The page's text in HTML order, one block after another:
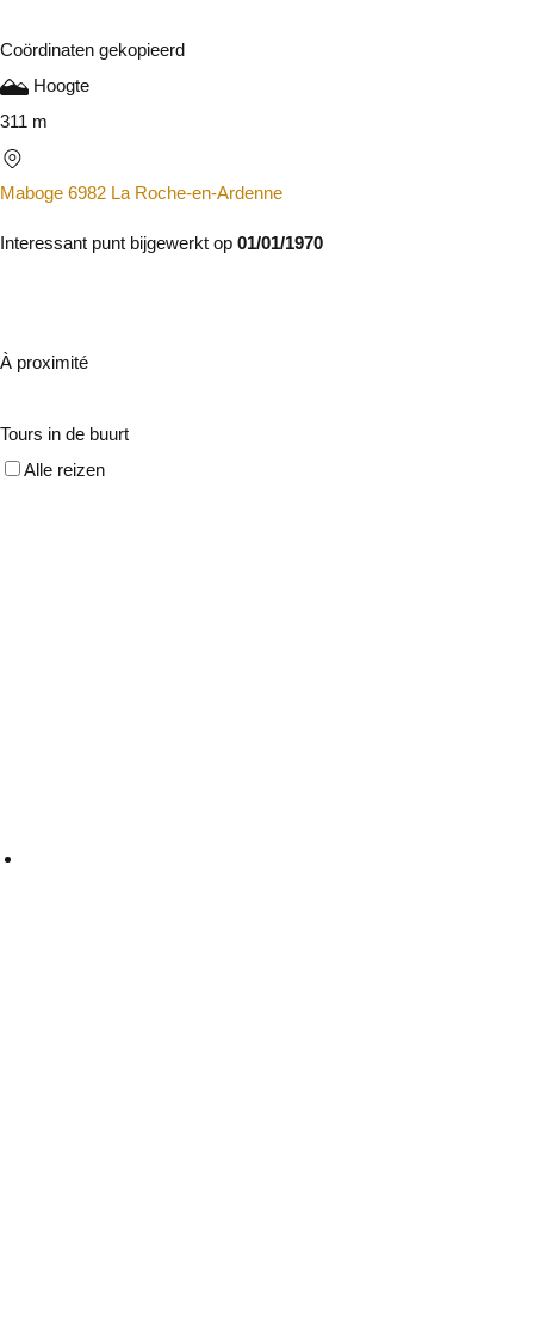
Coördinaten gekopieerd
Hoogte
311 m
Maboge 6982 La Roche-en-Ardenne
Interessant punt bijgewerkt op 01/01/1970
À proximité
Tours in de buurt
Alle reizen